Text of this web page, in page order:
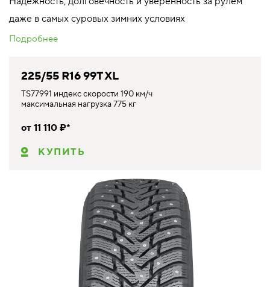
даже в самых суровых зимних условиях
Подробнее
225/55 R16 99T XL
TS77991 индекс скорости 190 км/ч
максимальная нагрузка 775 кг
от 11 110 ₽*
КУПИТЬ